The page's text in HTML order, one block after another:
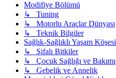
Modifiye Bölümü
↳ Tuning
↳ Motorlu Araçlar Dünyası
↳ Teknik Bilgiler
Sağlık-Sağlıklı Yaşam Köşesi
↳ Şifalı Bitkiler
↳ Çocuk Sağlığı ve Bakımı
↳ Gebelik ve Annelik